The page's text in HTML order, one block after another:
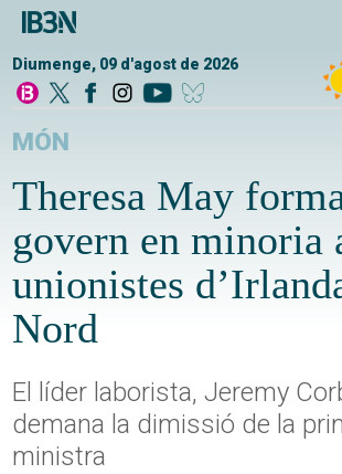
Diumenge, 09 d'agost de 2026
MÓN
Theresa May
govern en minoria
unionistes
Nord
El líder laborista, Jeremy
demana la dimissió de la
ministra